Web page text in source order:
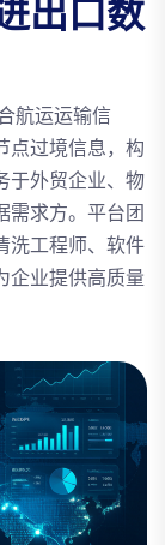
出口数
航运运输信
点过境信息，构
于外贸企业、物
需求方。平台团
洗工程师、软件
企业提供高质量